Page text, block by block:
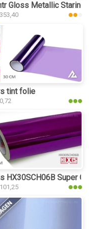
car wrap folie
Gloss Metallic Staring
3204 car wrap folie
tint folie
HX30SCH06B Super